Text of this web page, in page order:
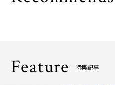
Feature 特集記事